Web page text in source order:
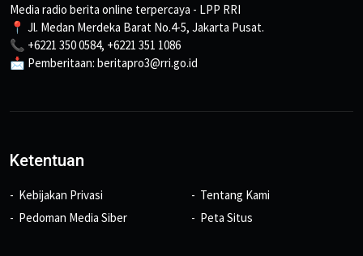
Media radio berita online terpercaya - LPP RRI
📍 Jl. Medan Merdeka Barat No.4-5, Jakarta Pusat.
📞 +6221 350 0584, +6221 351 1086
📩 Pemberitaan: beritapro3@rri.go.id
Ketentuan
Kebijakan Privasi
Pedoman Media Siber
Tentang Kami
Peta Situs